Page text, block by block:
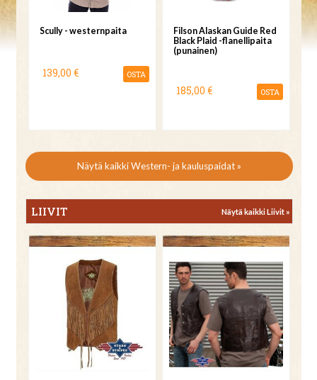
Scully - westernpaita
139,00 € OSTA
Filson Alaskan Guide Red
Black Plaid -flanellipaita
(punainen)
185,00 € OSTA
Näytä kaikki Western- ja kauluspaidat »
LIIVIT Näytä kaikki Liivit »